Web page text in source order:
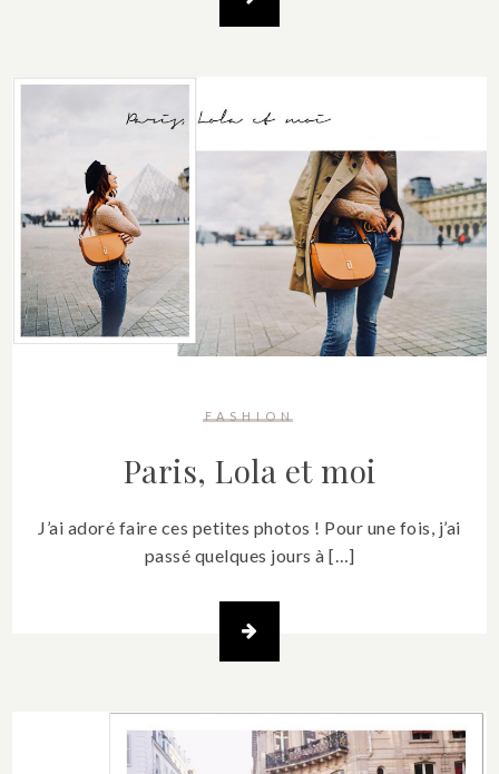
FASHION
Paris, Lola et moi
J’ai adoré faire ces petites photos ! Pour une fois, j’ai
passé quelques jours à […]